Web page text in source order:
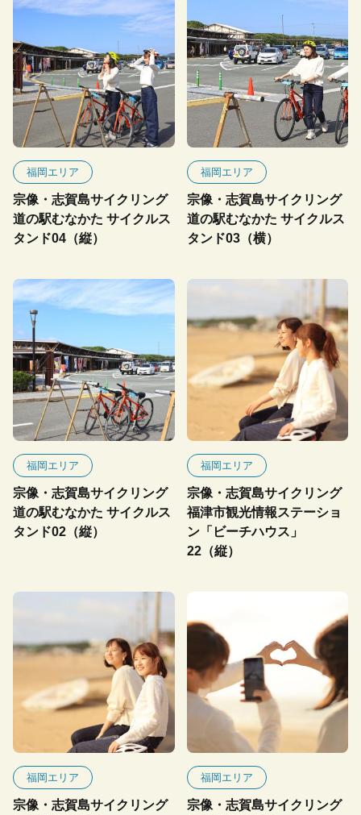
福岡エリア
宗像・志賀島サイクリング
道の駅むなかた サイクルス
タンド04（縦）
福岡エリア
宗像・志賀島サイクリング
道の駅むなかた サイクルス
タンド03（横）
福岡エリア
宗像・志賀島サイクリング
道の駅むなかた サイクルス
タンド02（縦）
福岡エリア
宗像・志賀島サイクリング
福津市観光情報ステーショ
ン「ビーチハウス」
22（縦）
福岡エリア
宗像・志賀島サイクリング
福岡エリア
宗像・志賀島サイクリング